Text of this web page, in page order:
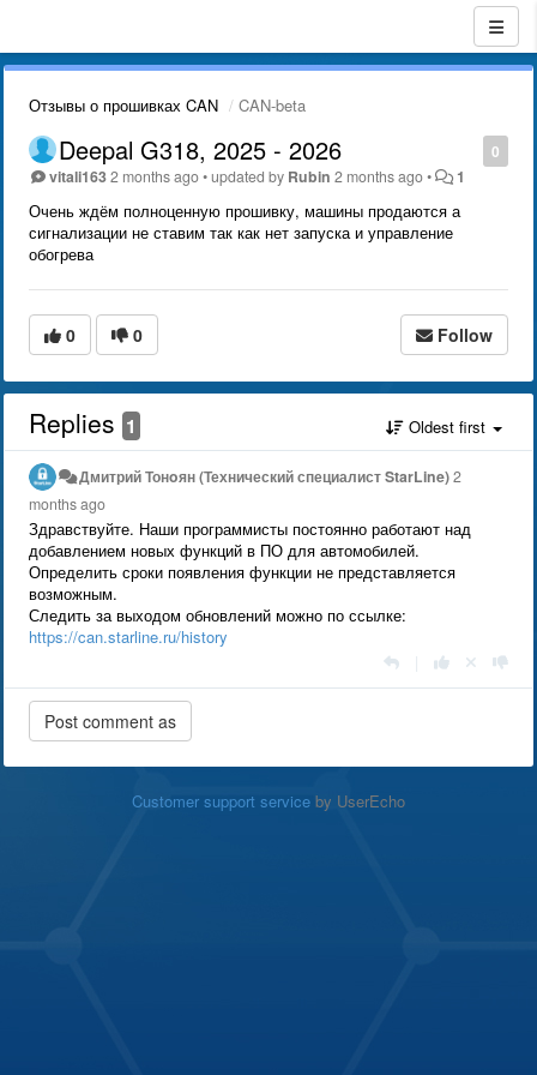
Отзывы о прошивках CAN CAN-beta
0
Deepal G318, 2025 - 2026
vitali1632 months ago•updated by Rubin 2 months ago• 1
Очень ждём полноценную прошивку, машины продаются а
сигнализации не ставим так как нет запуска и управление
обогрева
0 0 Follow
Replies 1 Oldest first
Дмитрий Тонoян (Технический специалист StarLine)2
months ago
Здравствуйте. Наши программисты постоянно работают над
добавлением новых функций в ПО для автомобилей.
Определить сроки появления функции не представляется
возможным.
Следить за выходом обновлений можно по ссылке:
https://can.starline.ru/history
Customer support service by UserEcho